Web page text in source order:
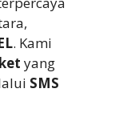
. Kami
yang
SMS